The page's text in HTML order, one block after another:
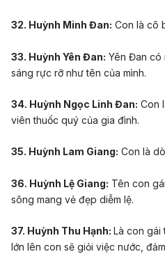
32. Huỳnh Minh Đan: Con là cô
33. Huỳnh Yên Đan: Yên Đan có
sáng rực rỡ như tên của mình.
34. Huỳnh Ngọc Linh Đan: Con
viên thuốc quý của gia đình.
35. Huỳnh Lam Giang: Con là
36. Huỳnh Lệ Giang: Tên con
sông mang vẻ đẹp diễm lệ.
37. Huỳnh Thu Hạnh: Là con gái
lớn lên con sẽ giỏi việc nước,